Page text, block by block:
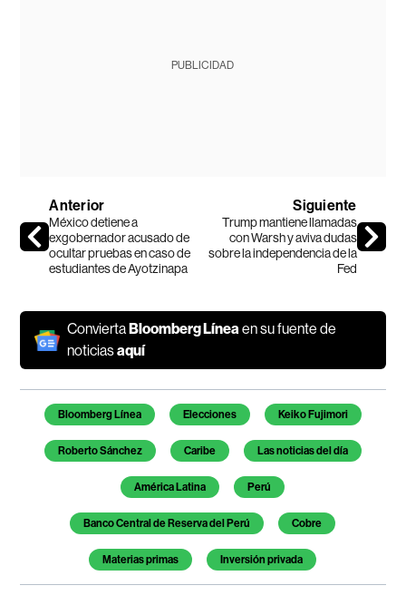
PUBLICIDAD
Anterior
México detiene a
exgobernador acusado de
ocultar pruebas en caso de
estudiantes de Ayotzinapa
Siguiente
Trump mantiene llamadas
con Warsh y aviva dudas
sobre la independencia de la
Fed
Convierta Bloomberg Líneaen su fuente de
noticiasaquí
Temas de este artículo
Bloomberg Línea Elecciones Keiko Fujimori
Roberto Sánchez Caribe Las noticias del día
América Latina Perú
Banco Central de Reserva del Perú Cobre
Materias primas Inversión privada